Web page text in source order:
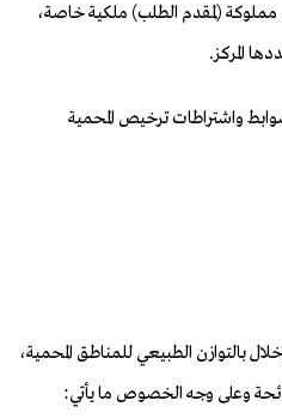
مملوكة (لمقدم الطلب) ملكية خاصة،
المركز.
واشتراطات ترخيص المحمية
بالتوازن الطبيعي للمناطق المحمية،
وعلى وجه الخصوص ما يأتي: